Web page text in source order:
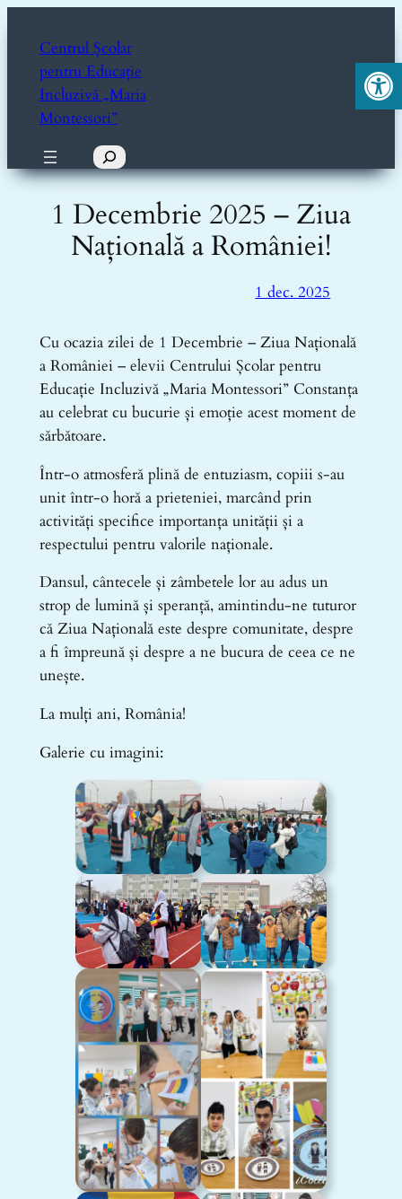
Deschide
conținut
Centrul Școlar
pentru Educație
Incluzivă „Maria
Montessori”
Caută
1 Decembrie 2025 – Ziua
Națională a României!
1 dec. 2025
Cu ocazia zilei de 1 Decembrie – Ziua Națională
a României – elevii Centrului Școlar pentru
Educație Incluzivă „Maria Montessori” Constanța
au celebrat cu bucurie și emoție acest moment de
sărbătoare.
Într-o atmosferă plină de entuziasm, copiii s-au
unit într-o horă a prieteniei, marcând prin
activități specifice importanța unității și a
respectului pentru valorile naționale.
Dansul, cântecele și zâmbetele lor au adus un
strop de lumină și speranță, amintindu-ne tuturor
că Ziua Națională este despre comunitate, despre
a fi împreună și despre a ne bucura de ceea ce ne
unește.
La mulți ani, România!
Galerie cu imagini: